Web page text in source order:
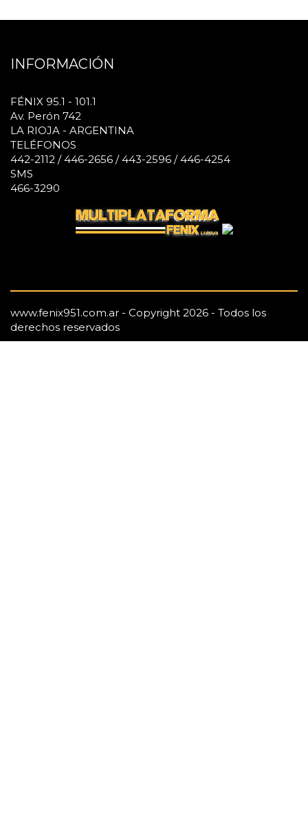
INFORMACIÓN
FÉNIX 95.1 - 101.1
Av. Perón 742
LA RIOJA - ARGENTINA
TELÉFONOS
442-2112 / 446-2656 / 443-2596 / 446-4254
SMS
466-3290
www.fenix951.com.ar - Copyright 2026 - Todos los
derechos reservados